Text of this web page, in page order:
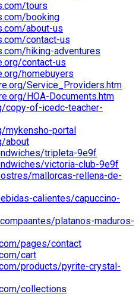
tours
booking
about-us
contact-us
hiking-adventures
contact-us
homebuyers
Service_Providers.htm
HOA-Documents.htm
copy-of-icedc-teacher-
mykensho-portal
about
tripleta-9e9f
victoria-club-9e9f
mallorcas-rellena-de-
calientes/capuccino-
platanos-maduros-
pages/contact
cart
products/pyrite-crystal-
collections